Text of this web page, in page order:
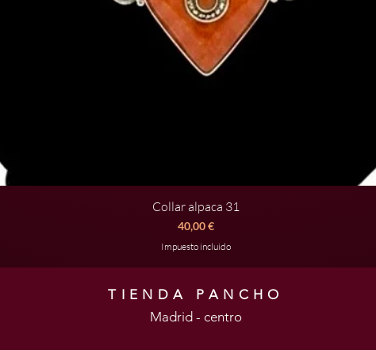
Vista rápida
Collar alpaca 31
Precio
40,00 €
Impuesto incluido
TIENDA PANCHO
Madrid - centro